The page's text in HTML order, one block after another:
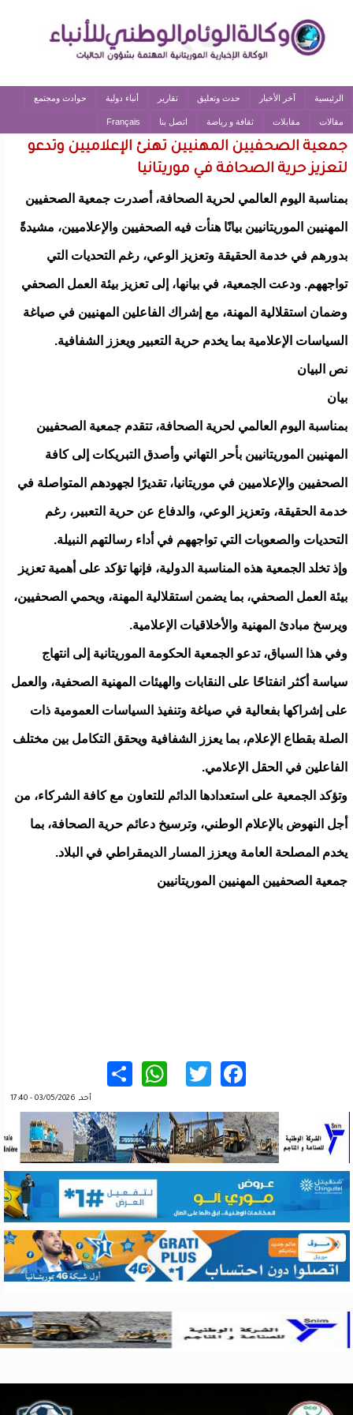
الرئيسية آخر الأخبار حدث وتعليق تقارير أنباء دولية حوادث ومجتمع
مقالات مقابلات ثقافة و رياضة اتصل بنا Français
جمعية الصحفيين المهنيين تهنئ الإعلاميين وتدعو
لتعزيز حرية الصحافة في موريتانيا
بمناسبة اليوم العالمي لحرية الصحافة، أصدرت جمعية الصحفيين
المهنيين الموريتانيين بيانًا هنأت فيه الصحفيين والإعلاميين، مشيدةً
بدورهم في خدمة الحقيقة وتعزيز الوعي، رغم التحديات التي
تواجههم. ودعت الجمعية، في بيانها، إلى تعزيز بيئة العمل الصحفي
وضمان استقلالية المهنة، مع إشراك الفاعلين المهنيين في صياغة
السياسات الإعلامية بما يخدم حرية التعبير ويعزز الشفافية.
نص البيان
بيان
بمناسبة اليوم العالمي لحرية الصحافة، تتقدم جمعية الصحفيين
المهنيين الموريتانيين بأحر التهاني وأصدق التبريكات إلى كافة
الصحفيين والإعلاميين في موريتانيا، تقديرًا لجهودهم المتواصلة في
خدمة الحقيقة، وتعزيز الوعي، والدفاع عن حرية التعبير، رغم
التحديات والصعوبات التي تواجههم في أداء رسالتهم النبيلة.
وإذ تخلد الجمعية هذه المناسبة الدولية، فإنها تؤكد على أهمية تعزيز
بيئة العمل الصحفي، بما يضمن استقلالية المهنة، ويحمي الصحفيين،
ويرسخ مبادئ المهنية والأخلاقيات الإعلامية.
وفي هذا السياق، تدعو الجمعية الحكومة الموريتانية إلى انتهاج
سياسة أكثر انفتاحًا على النقابات والهيئات المهنية الصحفية، والعمل
على إشراكها بفعالية في صياغة وتنفيذ السياسات العمومية ذات
الصلة بقطاع الإعلام، بما يعزز الشفافية ويحقق التكامل بين مختلف
الفاعلين في الحقل الإعلامي.
وتؤكد الجمعية على استعدادها الدائم للتعاون مع كافة الشركاء، من
أجل النهوض بالإعلام الوطني، وترسيخ دعائم حرية الصحافة، بما
يخدم المصلحة العامة ويعزز المسار الديمقراطي في البلاد.
جمعية الصحفيين المهنيين الموريتانيين
Facebook
Twitter
WhatsApp
أحد, 03/05/2026 - 17:40